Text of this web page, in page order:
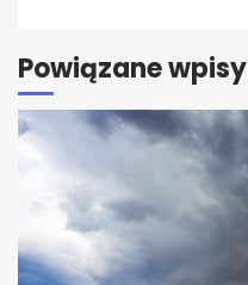
Powiązane wpisy